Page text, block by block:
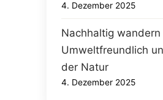
4. Dezember 2025
Nachhaltig wandern
Umweltfreundlich
der Natur
4. Dezember 2025